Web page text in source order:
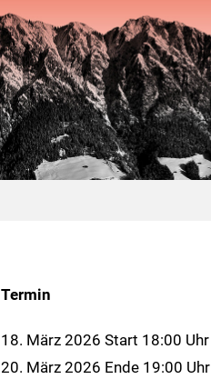
Termin
18. März 2026 Start 18:00 Uhr
20. März 2026 Ende 19:00 Uhr